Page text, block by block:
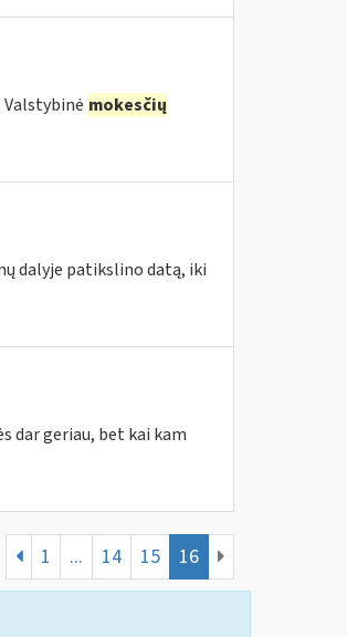
mokesčių
dalyje patikslino datą, iki
dar geriau, bet kai kam
1 ... 14 15 16